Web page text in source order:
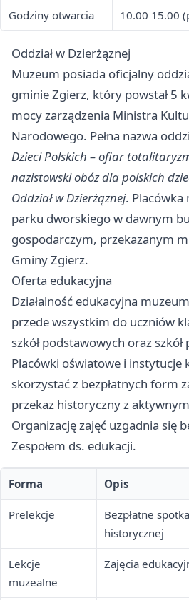
Godziny otwarcia 10.00 15.00
Oddział w Dzierżąznej
Muzeum posiada oficjalny
gminie Zgierz, który powstał 5
mocy zarządzenia Ministra
Narodowego. Pełna nazwa
Dzieci Polskich – ofiar
nazistowski obóz dla polskich
Oddział w Dzierżąznej. Placówka
parku dworskiego w dawnym
gospodarczym, przekazanym
Gminy Zgierz.
Oferta edukacyjna
Działalność edukacyjna
przede wszystkim do uczniów
szkół podstawowych oraz
Placówki oświatowe i instytucje
skorzystać z bezpłatnych form
przekaz historyczny z
Organizację zajęć uzgadnia się
Zespołem ds. edukacji.
Forma Opis
Prelekcje
Bezpłatne
historycznej
Lekcje
muzealne
Zajęcia